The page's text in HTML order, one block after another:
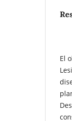
El